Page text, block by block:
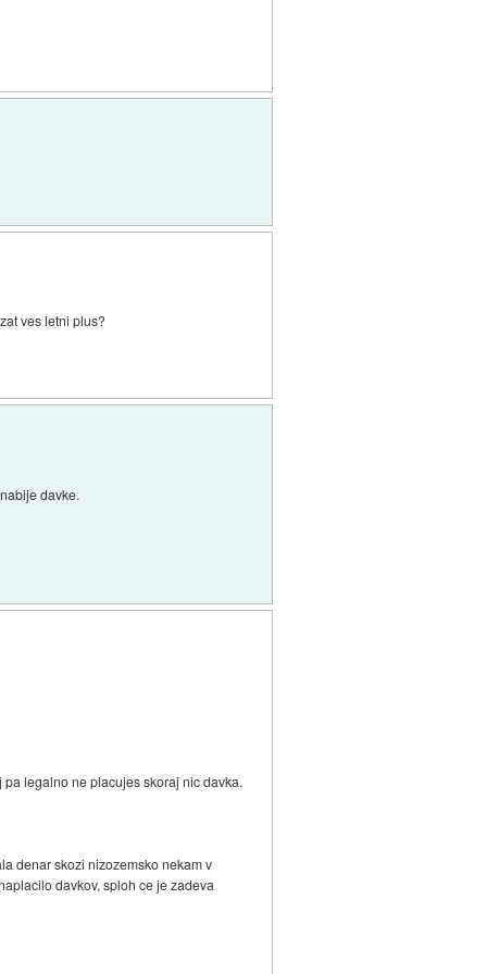
ves letni plus?
davke.
legalno ne placujes skoraj nic davka.
denar skozi nizozemsko nekam v
davkov, sploh ce je zadeva